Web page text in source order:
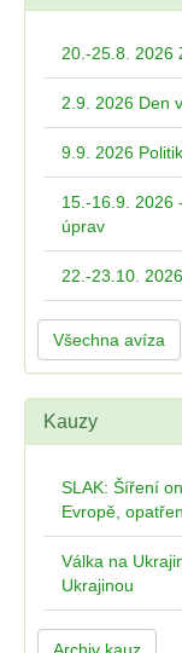
20.-25.8. 2026
2.9. 2026 Den
9.9. 2026
15.-16.9. 2026
úprav
22.-23.10.
Všechna avíza
Kauzy
SLAK: Šíření
Evropě,
Válka na
Ukrajinou